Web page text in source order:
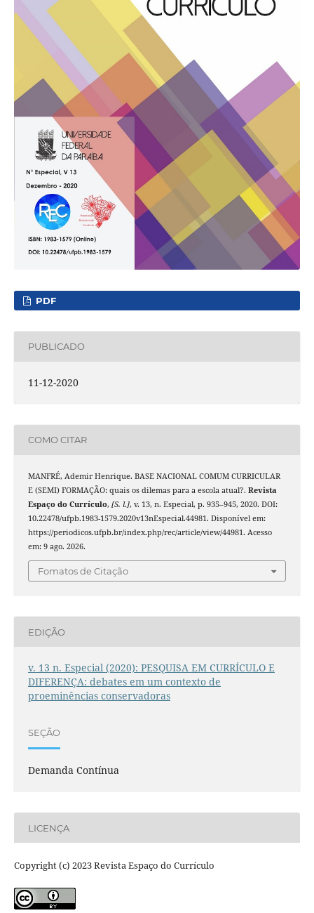
PDF
PUBLICADO
11-12-2020
COMO CITAR
MANFRÉ, Ademir Henrique. BASE NACIONAL COMUM CURRICULAR
E (SEMI) FORMAÇÃO: quais os dilemas para a escola atual?. Revista
Espaço do Currículo, [S. l.], v. 13, n. Especial, p. 935–945, 2020. DOI:
10.22478/ufpb.1983-1579.2020v13nEspecial.44981. Disponível em:
https://periodicos.ufpb.br/index.php/rec/article/view/44981. Acesso
em: 9 ago. 2026.
Fomatos de Citação
EDIÇÃO
v. 13 n. Especial (2020): PESQUISA EM CURRÍCULO E
DIFERENÇA: debates em um contexto de
proeminências conservadoras
SEÇÃO
Demanda Contínua
LICENÇA
Copyright (c) 2023 Revista Espaço do Currículo